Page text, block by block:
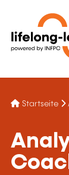
Startseite